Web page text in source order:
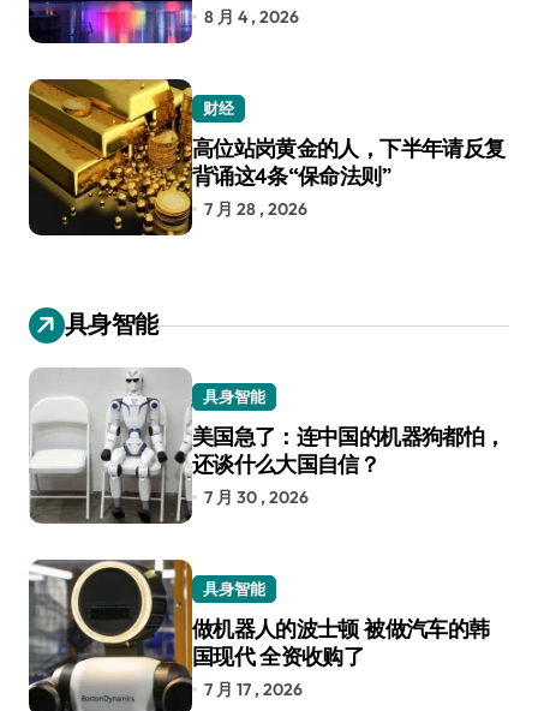
8 月 4 , 2026
财经
高位站岗黄金的人，下半年请反复
背诵这4条“保命法则”
7 月 28 , 2026
具身智能
具身智能
美国急了：连中国的机器狗都怕，
还谈什么大国自信？
7 月 30 , 2026
具身智能
做机器人的波士顿 被做汽车的韩
国现代 全资收购了
7 月 17 , 2026